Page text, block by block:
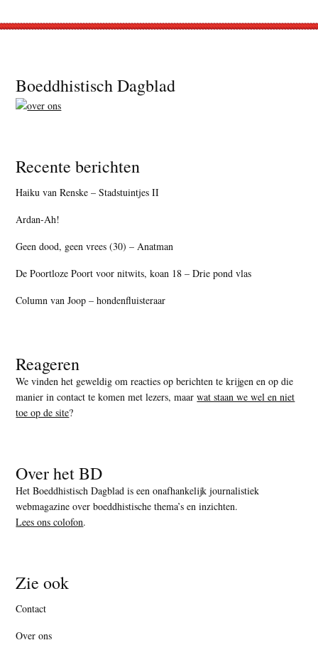
Footer
Boeddhistisch Dagblad
Recente berichten
Haiku van Renske – Stadstuintjes II
Ardan-Ah!
Geen dood, geen vrees (30) – Anatman
De Poortloze Poort voor nitwits, koan 18 – Drie pond vlas
Column van Joop – hondenfluisteraar
Reageren
We vinden het geweldig om reacties op berichten te krijgen en op die
manier in contact te komen met lezers, maarwat staan we wel en niet
toe op de site?
Over het BD
Het Boeddhistisch Dagblad is een onafhankelijk journalistiek
webmagazine over boeddhistische thema’s en inzichten.
Lees ons colofon.
Zie ook
Contact
Over ons